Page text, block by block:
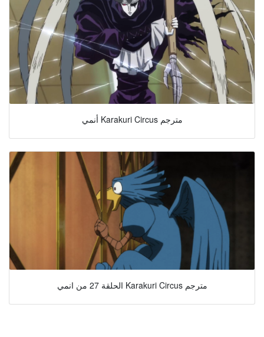
أنمي Karakuri Circus مترجم
الحلقة 27 من انمي Karakuri Circus مترجم